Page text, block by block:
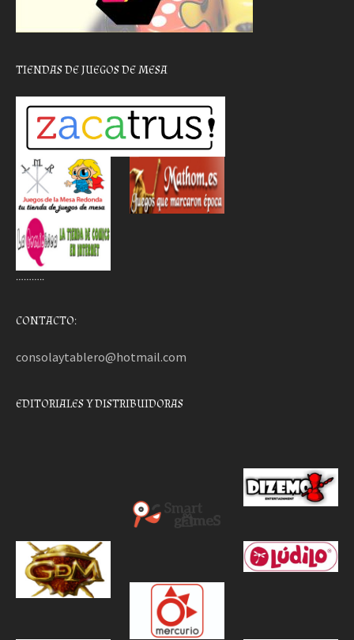
TIENDAS DE JUEGOS DE MESA
………..
CONTACTO:
consolaytablero@hotmail.com
EDITORIALES Y DISTRIBUIDORAS